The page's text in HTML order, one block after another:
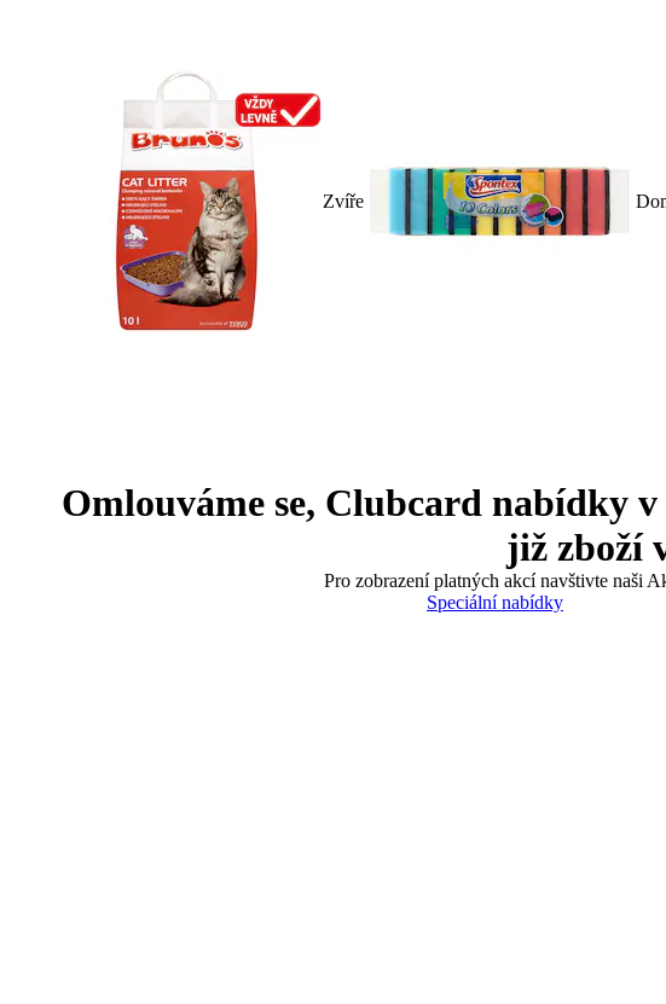
Zvíře
Omlouváme se, Clubcard nabídky
již zboží
Pro zobrazení platných akcí navštivte naši
Speciální nabídky